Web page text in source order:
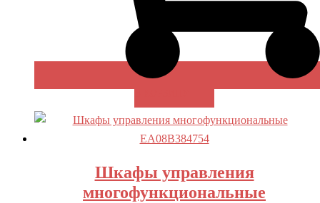
Шкафы управления
многофункциональные